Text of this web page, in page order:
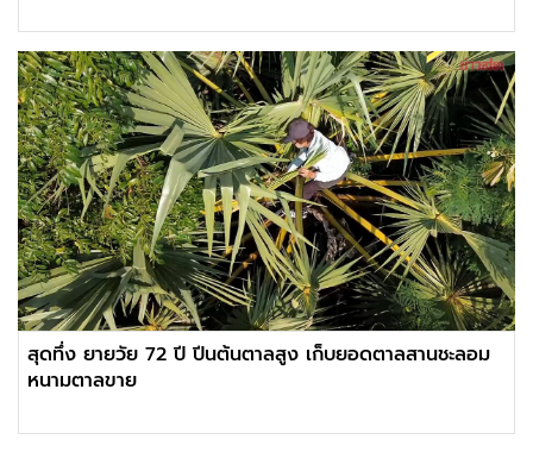
สุดทึ่ง ยายวัย 72 ปี ปีนต้นตาลสูง เก็บยอดตาลสานชะลอม
หนามตาลขาย